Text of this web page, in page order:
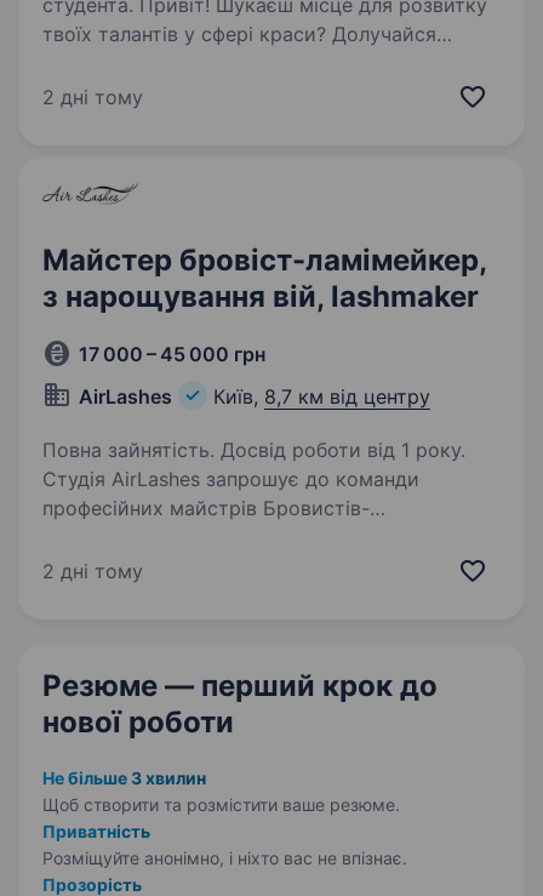
студента. Привіт! Шукаєш місце для розвитку
твоїх талантів у сфері краси? Долучайся
У серці міста, на вул. Гоголівська 11, всього в
2 дні тому
Майстер бровіст-ламімейкер,
з нарощування вій, lashmaker
17 000 – 45 000 грн
AirLashes
Київ, 8,7 км від центру
Повна зайнятість. Досвід роботи від 1 року.
Студія AirLashes запрошує до команди
професійних майстрів Бровистів-
Ми шукаємо талановитих та амбітних людей,
2 дні тому
Резюме — перший крок до
нової роботи
Не більше 3 хвилин
Щоб створити та розмістити ваше резюме.
Приватність
Розміщуйте анонімно, і ніхто вас не впізнає.
Прозорість